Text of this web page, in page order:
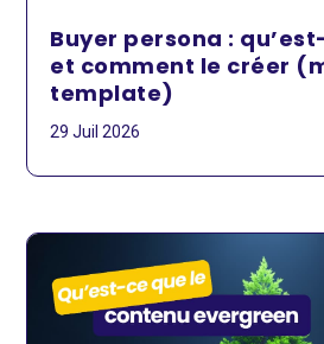
Buyer persona :
et comment le créer
template)
29 Juil 2026